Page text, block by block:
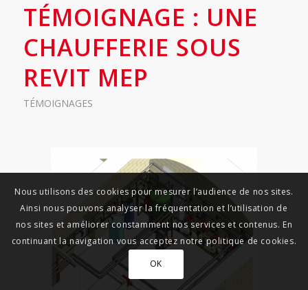
TÉMOIGNAGE : UNE
CHAUFFERIE SOUS
REVIT MEP
TÉMOIGNAGES
Nous utilisons des cookies pour mesurer l’audience de nos sites.
Ainsi nous pouvons analyser la fréquentation et l’utilisation de
nos sites et améliorer constamment nos services et contenus. En
continuant la navigation vous acceptez notre politique de cookies.
OK